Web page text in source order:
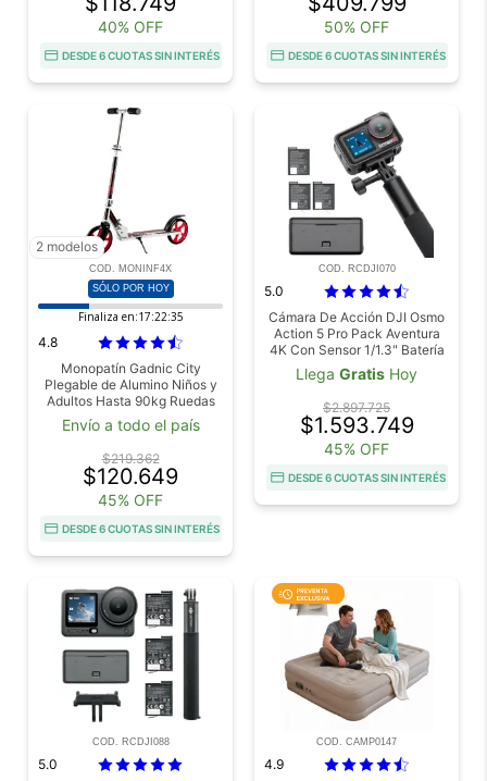
40% OFF
DESDE 6 CUOTAS SIN INTERÉS
50% OFF
DESDE 6 CUOTAS SIN INTERÉS
2 modelos
COD. MONINF4X
SÓLO POR HOY
Finaliza en:17:22:34
4.8
Monopatín Gadnic City
Plegable de Alumino Niños y
Adultos Hasta 90kg Ruedas
200mm
Envío a todo el país
$219.362
$120.649
45% OFF
DESDE 6 CUOTAS SIN INTERÉS
COD. RCDJI070
5.0
Cámara De Acción DJI Osmo
Action 5 Pro Pack Aventura
4K Con Sensor 1/1.3" Batería
Aumentada A 12h Con 3
Baterías, Estabilización, 2
Pantallas Táctiles OLED
Llega Gratis Hoy
$2.897.725
$1.593.749
45% OFF
DESDE 6 CUOTAS SIN INTERÉS
COD. RCDJI088
5.0
COD. CAMP0147
4.9